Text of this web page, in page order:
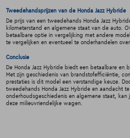
Tweedehandsprijzen van de Honda Jazz Hybride
De prijs van een tweedehands Honda Jazz
kilometerstand en algemene staat van de auto.
betaalbare optie in vergelijking met andere
te vergelijken en eventueel te onderhandelen
Conclusie
De Honda Jazz Hybride biedt een betaalbare en
Met zijn geschiedenis van brandstofefficiëntie,
prestaties is dit model een verstandige keuze.
tweedehands Honda Jazz Hybride en aandacht
onderhoudsgeschiedenis en algemene staat,
deze milieuvriendelijke wagen.